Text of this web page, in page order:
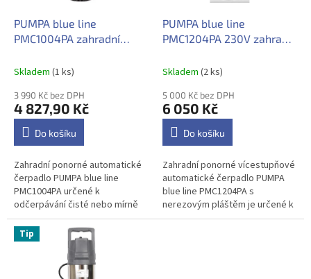
PUMPA blue line
PMC1004PA zahradní
čerpadlo
Skladem (1 ks)
3 990 Kč bez DPH
4 827,90 Kč
Do košíku
Zahradní ponorné automatické
čerpadlo PUMPA blue line
PMC1004PA určené k
odčerpávání čisté nebo mírně
znečištěné drenážní vody ze
sklepů a nádrží, pro zavlažování
nebo...
PUMPA blue line
PMC1204PA 230V zahradní
čerpadlo
Skladem (2 ks)
5 000 Kč bez DPH
6 050 Kč
Do košíku
Zahradní ponorné vícestupňové
automatické čerpadlo PUMPA
blue line PMC1204PA s
nerezovým pláštěm je určené k
odčerpávání čisté nebo mírně
Tip